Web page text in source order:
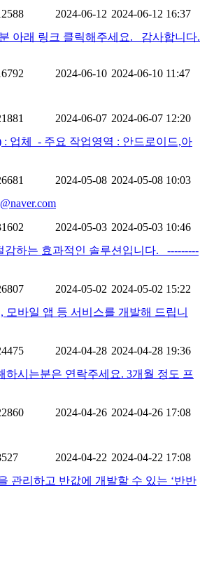
2024-06-12 2024-06-12 16:37
아래 링크 클릭해주세요. 감사합니다.
2024-06-10 2024-06-10 11:47
2024-06-07 2024-06-07 12:20
업체 ​ - 주요 작업영역 : 안드로이드,아
2024-05-08 2024-05-08 10:03
2024-05-03 2024-05-03 10:46
하는 효과적인 솔루션입니다. ---------
2024-05-02 2024-05-02 15:22
바일 앱 등 서비스를 개발해 드립니
2024-04-28 2024-04-28 19:36
하시는분은 연락주세요. 3개월 정도 프
2024-04-26 2024-04-26 17:08
2024-04-22 2024-04-22 17:08
관리하고 반값에 개발할 수 있는 ‘반반